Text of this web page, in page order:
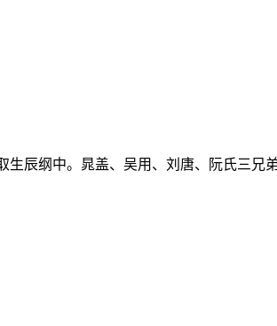
辰纲中。晁盖、吴用、刘唐、阮氏三兄